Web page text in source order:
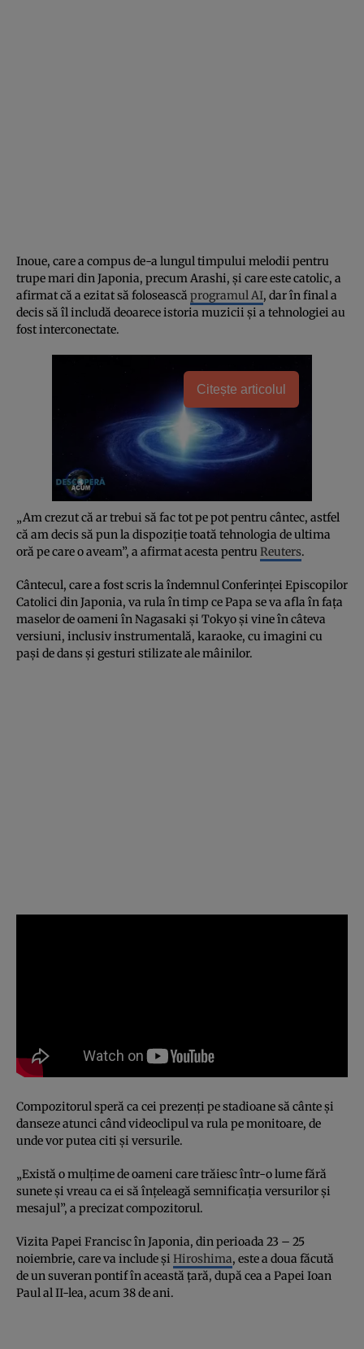
Inoue, care a compus de-a lungul timpului melodii pentru
trupe mari din Japonia, precum Arashi, şi care este catolic, a
afirmat că a ezitat să folosească programul AI, dar în final a
decis să îl includă deoarece istoria muzicii şi a tehnologiei au
fost interconectate.
Citește articolul
„Am crezut că ar trebui să fac tot pe pot pentru cântec, astfel
că am decis să pun la dispoziţie toată tehnologia de ultima
oră pe care o aveam”, a afirmat acesta pentru Reuters.
Cântecul, care a fost scris la îndemnul Conferinţei Episcopilor
Catolici din Japonia, va rula în timp ce Papa se va afla în faţa
maselor de oameni în Nagasaki şi Tokyo şi vine în câteva
versiuni, inclusiv instrumentală, karaoke, cu imagini cu
paşi de dans şi gesturi stilizate ale mâinilor.
Compozitorul speră ca cei prezenţi pe stadioane să cânte şi
danseze atunci când videoclipul va rula pe monitoare, de
unde vor putea citi şi versurile.
„Există o mulţime de oameni care trăiesc într-o lume fără
sunete şi vreau ca ei să înţeleagă semnificaţia versurilor şi
mesajul”, a precizat compozitorul.
Vizita Papei Francisc în Japonia, din perioada 23 – 25
noiembrie, care va include şi Hiroshima, este a doua făcută
de un suveran pontif în această ţară, după cea a Papei Ioan
Paul al II-lea, acum 38 de ani.